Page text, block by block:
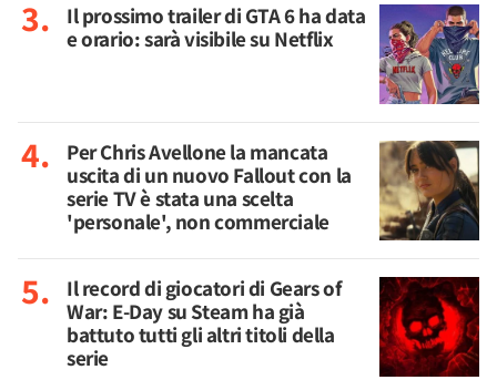
Il prossimo trailer di GTA 6 ha data
e orario: sarà visibile su Netflix
Per Chris Avellone la mancata
uscita di un nuovo Fallout con la
serie TV è stata una scelta
'personale', non commerciale
Il record di giocatori di Gears of
War: E-Day su Steam ha già
battuto tutti gli altri titoli della
serie